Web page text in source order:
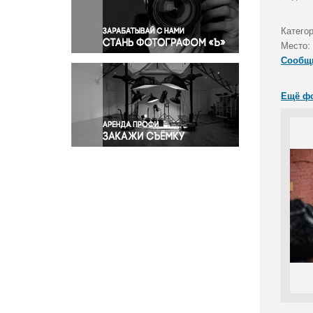
Правосудие
Происшествия и конфликты
Религия
Светская жизнь
Спорт
Экология
Экономика и бизнес
Место:
Ещё